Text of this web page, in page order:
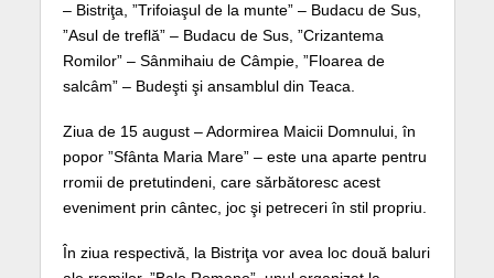
– Bistriţa, ”Trifoiaşul de la munte” – Budacu de Sus,
”Asul de treflă” – Budacu de Sus, ”Crizantema
Romilor” – Sânmihaiu de Câmpie, ”Floarea de
salcâm” – Budeşti şi ansamblul din Teaca.
Ziua de 15 august – Adormirea Maicii Domnului, în
popor ”Sfânta Maria Mare” – este una aparte pentru
rromii de pretutindeni, care sărbătoresc acest
eveniment prin cântec, joc şi petreceri în stil propriu.
În ziua respectivă, la Bistriţa vor avea loc două baluri